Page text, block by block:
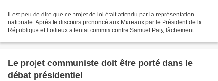
Il est peu de dire que ce projet de loi était attendu par la représentation
nationale. Après le discours prononcé aux Mureaux par le Président de la
République et l’odieux attentat commis contre Samuel Paty, lâchement
Le projet communiste doit être porté dans le
débat présidentiel